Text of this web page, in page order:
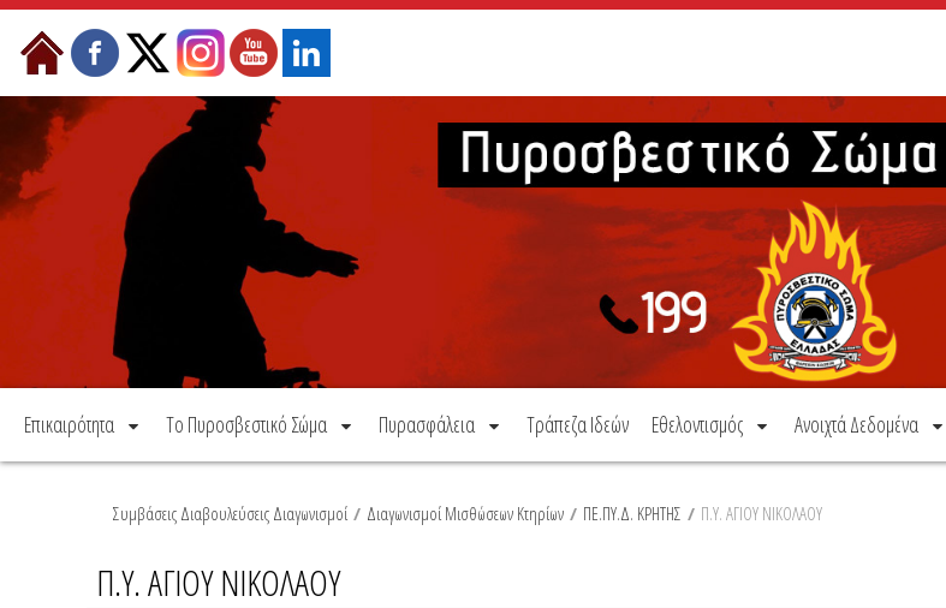
Μετάβαση στο περιεχόμενο
Επικαιρότητα Το Πυροσβεστικό Σώμα Πυρασφάλεια Τράπεζα Ιδεών Εθελοντισμός Ανοιχτά Δεδομένα
Συμβάσεις Διαβουλεύσεις Διαγωνισμοί / Διαγωνισμοί Μισθώσεων Κτηρίων / ΠΕ.ΠΥ.Δ. ΚΡΗΤΗΣ / Π.Υ. ΑΓΙΟΥ ΝΙΚΟΛΑΟΥ
Π.Υ. ΑΓΙΟΥ ΝΙΚΟΛΑΟΥ